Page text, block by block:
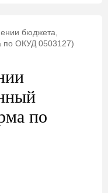
бюджета,
по ОКУД 0503127)
по